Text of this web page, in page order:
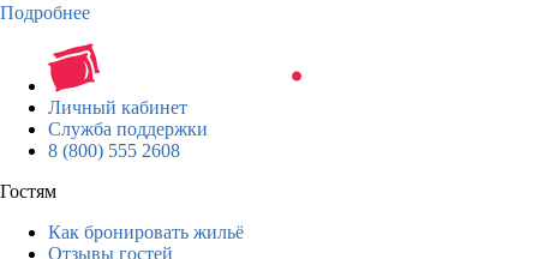
Подробнее
Личный кабинет
Служба поддержки
8 (800) 555 2608
Гостям
Как бронировать жильё
Отзывы гостей